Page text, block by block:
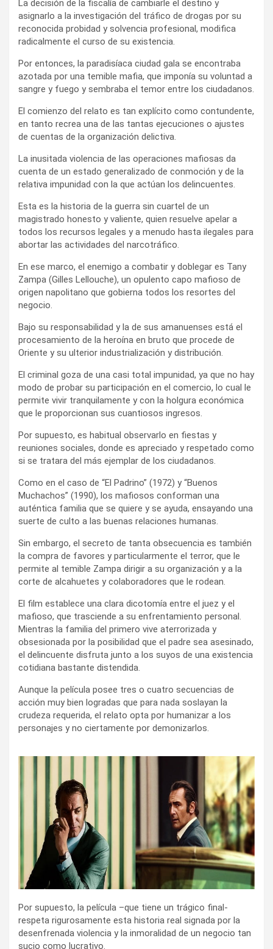
La decisión de la fiscalía de cambiarle el destino y
asignarlo a la investigación del tráfico de drogas por su
reconocida probidad y solvencia profesional, modifica
radicalmente el curso de su existencia.
Por entonces, la paradisíaca ciudad gala se encontraba
azotada por una temible mafia, que imponía su voluntad a
sangre y fuego y sembraba el temor entre los ciudadanos.
El comienzo del relato es tan explícito como contundente,
en tanto recrea una de las tantas ejecuciones o ajustes
de cuentas de la organización delictiva.
La inusitada violencia de las operaciones mafiosas da
cuenta de un estado generalizado de conmoción y de la
relativa impunidad con la que actúan los delincuentes.
Esta es la historia de la guerra sin cuartel de un
magistrado honesto y valiente, quien resuelve apelar a
todos los recursos legales y a menudo hasta ilegales para
abortar las actividades del narcotráfico.
En ese marco, el enemigo a combatir y doblegar es Tany
Zampa (Gilles Lellouche), un opulento capo mafioso de
origen napolitano que gobierna todos los resortes del
negocio.
Bajo su responsabilidad y la de sus amanuenses está el
procesamiento de la heroína en bruto que procede de
Oriente y su ulterior industrialización y distribución.
El criminal goza de una casi total impunidad, ya que no hay
modo de probar su participación en el comercio, lo cual le
permite vivir tranquilamente y con la holgura económica
que le proporcionan sus cuantiosos ingresos.
Por supuesto, es habitual observarlo en fiestas y
reuniones sociales, donde es apreciado y respetado como
si se tratara del más ejemplar de los ciudadanos.
Como en el caso de “El Padrino” (1972) y “Buenos
Muchachos” (1990), los mafiosos conforman una
auténtica familia que se quiere y se ayuda, ensayando una
suerte de culto a las buenas relaciones humanas.
Sin embargo, el secreto de tanta obsecuencia es también
la compra de favores y particularmente el terror, que le
permite al temible Zampa dirigir a su organización y a la
corte de alcahuetes y colaboradores que le rodean.
El film establece una clara dicotomía entre el juez y el
mafioso, que trasciende a su enfrentamiento personal.
Mientras la familia del primero vive aterrorizada y
obsesionada por la posibilidad que el padre sea asesinado,
el delincuente disfruta junto a los suyos de una existencia
cotidiana bastante distendida.
Aunque la película posee tres o cuatro secuencias de
acción muy bien logradas que para nada soslayan la
crudeza requerida, el relato opta por humanizar a los
personajes y no ciertamente por demonizarlos.
Por supuesto, la película –que tiene un trágico final-
respeta rigurosamente esta historia real signada por la
desenfrenada violencia y la inmoralidad de un negocio tan
sucio como lucrativo.